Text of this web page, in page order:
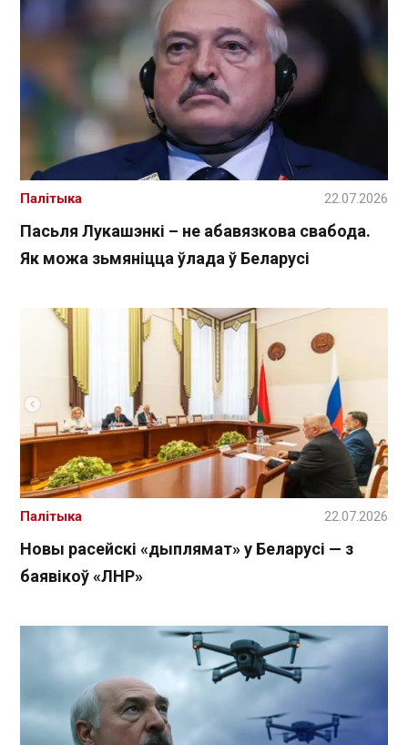
Пасьля Лукашэнкі – не абавязкова свабода.
Як можа зьмяніцца ўлада ў Беларусі
Палітыка 22.07.2026
Новы расейскі «дыплямат» у Беларусі — з
баявікоў «ЛНР»
Палітыка 22.07.2026